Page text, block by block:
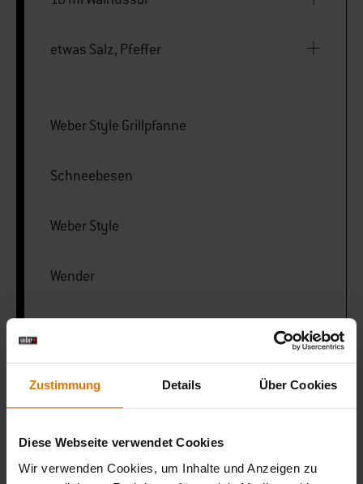
Zustimmung Details Über Cookies
Diese Webseite verwendet Cookies
Wir verwenden Cookies, um Inhalte und Anzeigen zu
etwas Salz, Pfeffer
Weber Style Grillpfanne
Schneebesen
Weber Style
Wender
LISTE DRUCKEN